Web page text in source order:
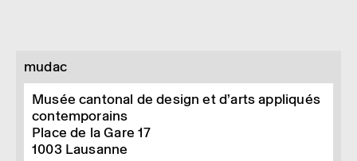
mudac
Musée cantonal de design et d’arts appliqués
contemporains
Place de la Gare 17
1003 Lausanne